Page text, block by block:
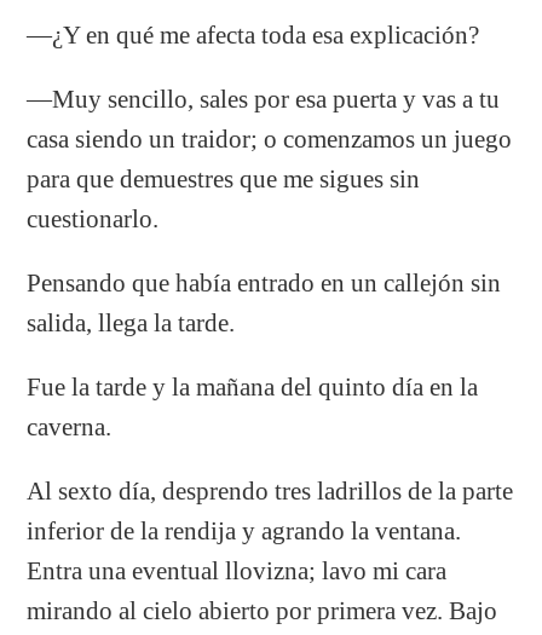
―¿Y en qué me afecta toda esa explicación?
―Muy sencillo, sales por esa puerta y vas a tu
casa siendo un traidor; o comenzamos un juego
para que demuestres que me sigues sin
cuestionarlo.
Pensando que había entrado en un callejón sin
salida, llega la tarde.
Fue la tarde y la mañana del quinto día en la
caverna.
Al sexto día, desprendo tres ladrillos de la parte
inferior de la rendija y agrando la ventana.
Entra una eventual llovizna; lavo mi cara
mirando al cielo abierto por primera vez. Bajo